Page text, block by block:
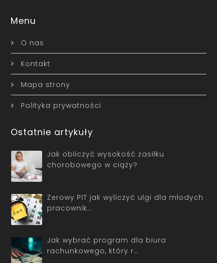
Menu
O nas
Kontakt
Mapa strony
Polityka prywatności
Ostatnie artykuły
Jak obliczyć wysokość zasiłku
chorobowego w ciąży?
Zerowy PIT jak wyliczyć ulgi dla młodych
pracownik…
Jak wybrać program dla biura
rachunkowego, który r…